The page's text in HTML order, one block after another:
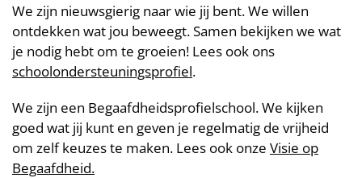
We zijn nieuwsgierig naar wie jij bent. We willen
ontdekken wat jou beweegt. Samen bekijken we wat
je nodig hebt om te groeien! Lees ook ons
schoolondersteuningsprofiel.
We zijn een Begaafdheidsprofielschool. We kijken
goed wat jij kunt en geven je regelmatig de vrijheid
om zelf keuzes te maken. Lees ook onze Visie op
Begaafdheid.